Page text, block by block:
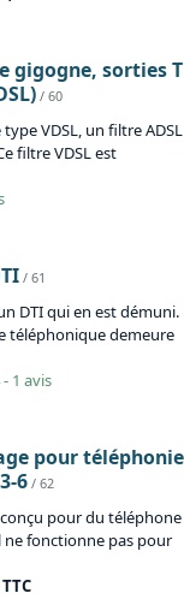
gigogne, sorties T
/ 60
VDSL, un filtre ADSL
filtre VDSL est
/ 61
DTI qui en est démuni.
téléphonique demeure
1 avis
pour téléphonie
6 / 62
pour du téléphone
ne fonctionne pas pour